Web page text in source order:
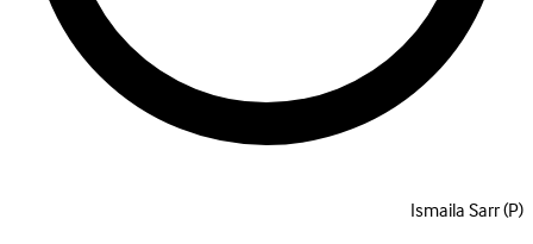
Ismaila Sarr(P)